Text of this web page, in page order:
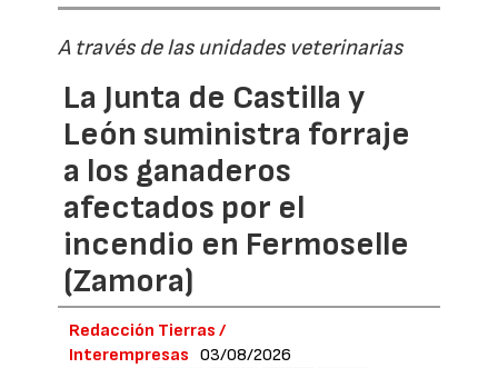
A través de las unidades veterinarias
La Junta de Castilla y
León suministra forraje
a los ganaderos
afectados por el
incendio en Fermoselle
(Zamora)
Redacción Tierras /
Interempresas
03/08/2026